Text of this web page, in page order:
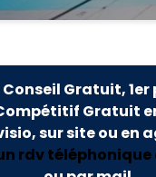
Conseil Gratuit, 1er
Gratuit
sur site ou en
rdv téléphonique